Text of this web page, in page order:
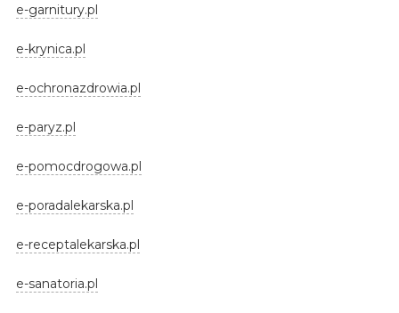
e-garnitury.pl
e-krynica.pl
e-ochronazdrowia.pl
e-paryz.pl
e-pomocdrogowa.pl
e-poradalekarska.pl
e-receptalekarska.pl
e-sanatoria.pl